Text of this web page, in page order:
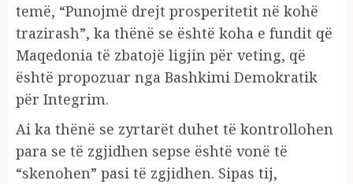
temë, “Punojmë drejt prosperitetit në kohë
trazirash”, ka thënë se është koha e fundit që
Maqedonia të zbatojë ligjin për veting, që
është propozuar nga Bashkimi Demokratik
për Integrim.
Ai ka thënë se zyrtarët duhet të kontrollohen
para se të zgjidhen sepse është vonë të
“skenohen” pasi të zgjidhen. Sipas tij,